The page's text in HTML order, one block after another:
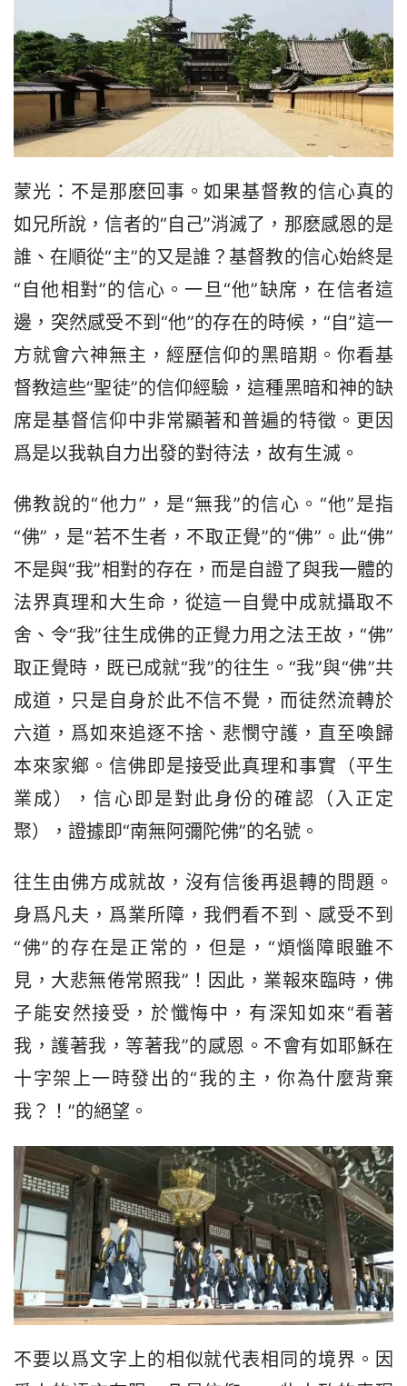
蒙光：不是那麽回事。如果基督教的信心真的
如兄所說，信者的“自己”消滅了，那麽感恩的是
誰、在順從“主”的又是誰？基督教的信心始終是
“自他相對”的信心。一旦“他”缺席，在信者這
邊，突然感受不到“他”的存在的時候，“自”這一
方就會六神無主，經歷信仰的黑暗期。你看基
督教這些“聖徒”的信仰經驗，這種黑暗和神的缺
席是基督信仰中非常顯著和普遍的特徵。更因
爲是以我執自力出發的對待法，故有生滅。
佛教說的“他力”，是“無我”的信心。“他”是指
“佛”，是“若不生者，不取正覺”的“佛”。此“佛”
不是與“我”相對的存在，而是自證了與我一體的
法界真理和大生命，從這一自覺中成就攝取不
舍、令“我”往生成佛的正覺力用之法王故，“佛”
取正覺時，既已成就“我”的往生。“我”與“佛”共
成道，只是自身於此不信不覺，而徒然流轉於
六道，爲如來追逐不捨、悲憫守護，直至喚歸
本來家鄉。信佛即是接受此真理和事實（平生
業成），信心即是對此身份的確認（入正定
聚），證據即“南無阿彌陀佛”的名號。
往生由佛方成就故，沒有信後再退轉的問題。
身爲凡夫，爲業所障，我們看不到、感受不到
“佛”的存在是正常的，但是，“煩惱障眼雖不
見，大悲無倦常照我”！因此，業報來臨時，佛
子能安然接受，於懺悔中，有深知如來“看著
我，護著我，等著我”的感恩。不會有如耶穌在
十字架上一時發出的“我的主，你為什麼背棄
我？！”的絕望。
不要以爲文字上的相似就代表相同的境界。因